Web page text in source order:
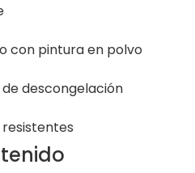
con pintura en polvo
descongelación